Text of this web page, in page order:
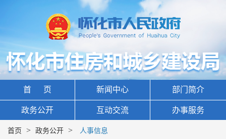
首 页 新闻中心 部门简介
政务公开 互动交流 办事服务
首页 > 政务公开 > 人事信息